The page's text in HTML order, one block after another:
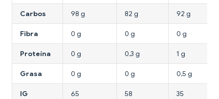
Carbos 98 g 82 g 92 g
Fibra 0 g 0 g 0 g
Proteína 0 g 0,3 g 1 g
Grasa 0 g 0 g 0,5 g
IG 65 58 35